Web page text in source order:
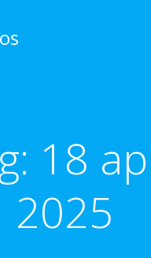
18
2025